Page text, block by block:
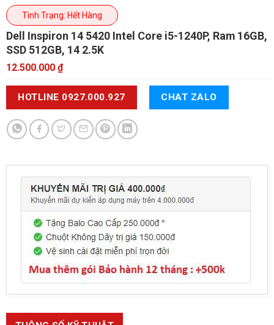
Tình Trạng: Hết Hàng
Dell Inspiron 14 5420 Intel Core i5-1240P, Ram 16GB,
SSD 512GB, 14 2.5K
12.500.000 ₫
HOTLINE 0927.000.927 CHAT ZALO